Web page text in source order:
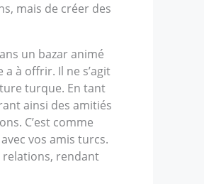
mais de créer des
un bazar animé
à offrir. Il ne s’agit
turque. En tant
ainsi des amitiés
C’est comme
vos amis turcs.
relations, rendant